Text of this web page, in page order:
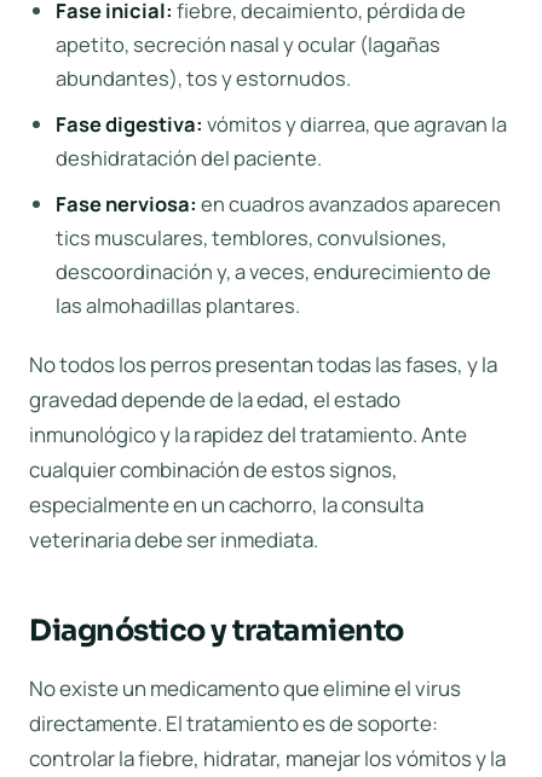
Fase inicial: fiebre, decaimiento, pérdida de
apetito, secreción nasal y ocular (lagañas
abundantes), tos y estornudos.
Fase digestiva: vómitos y diarrea, que agravan la
deshidratación del paciente.
Fase nerviosa: en cuadros avanzados aparecen
tics musculares, temblores, convulsiones,
descoordinación y, a veces, endurecimiento de
las almohadillas plantares.
No todos los perros presentan todas las fases, y la
gravedad depende de la edad, el estado
inmunológico y la rapidez del tratamiento. Ante
cualquier combinación de estos signos,
especialmente en un cachorro, la consulta
veterinaria debe ser inmediata.
Diagnóstico y tratamiento
No existe un medicamento que elimine el virus
directamente. El tratamiento es de soporte:
controlar la fiebre, hidratar, manejar los vómitos y la